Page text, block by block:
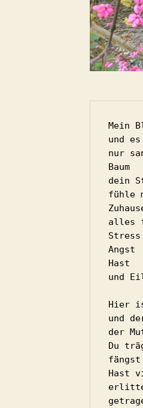
Mein
und
nur
Baum
dein
fühle
alles
Stress
Angst
Hast
und
Hier
und
der
Du
Hast